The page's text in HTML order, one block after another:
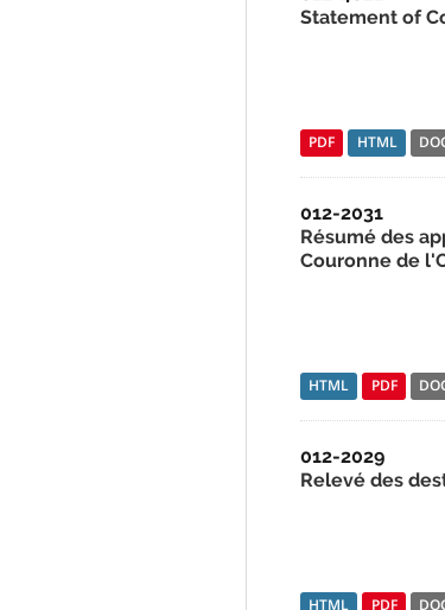
Statement of
PDF HTML
012-2031
Résumé des
Couronne de
HTML PDF
012-2029
Relevé des
HTML PDF